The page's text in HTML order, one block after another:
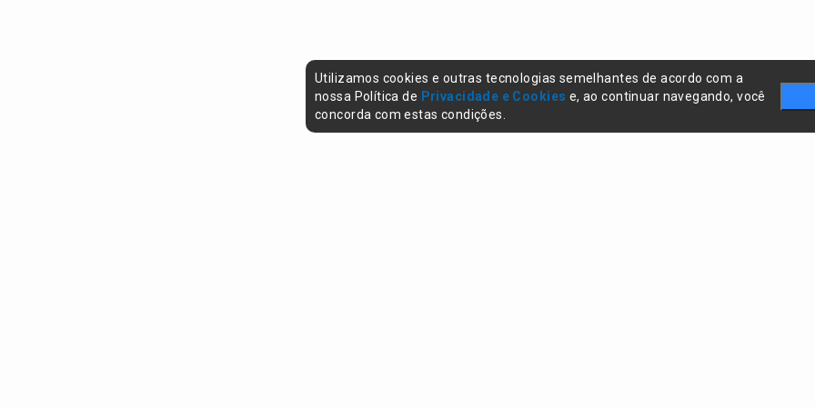
Utilizamos cookies e outras tecnologias semelhantes de acordo com a
nossa Política de Privacidade e Cookies e, ao continuar navegando, você
concorda com estas condições.